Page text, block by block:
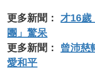
更多新聞： 才16歲
團」驚呆
更多新聞： 曾沛慈
愛和平